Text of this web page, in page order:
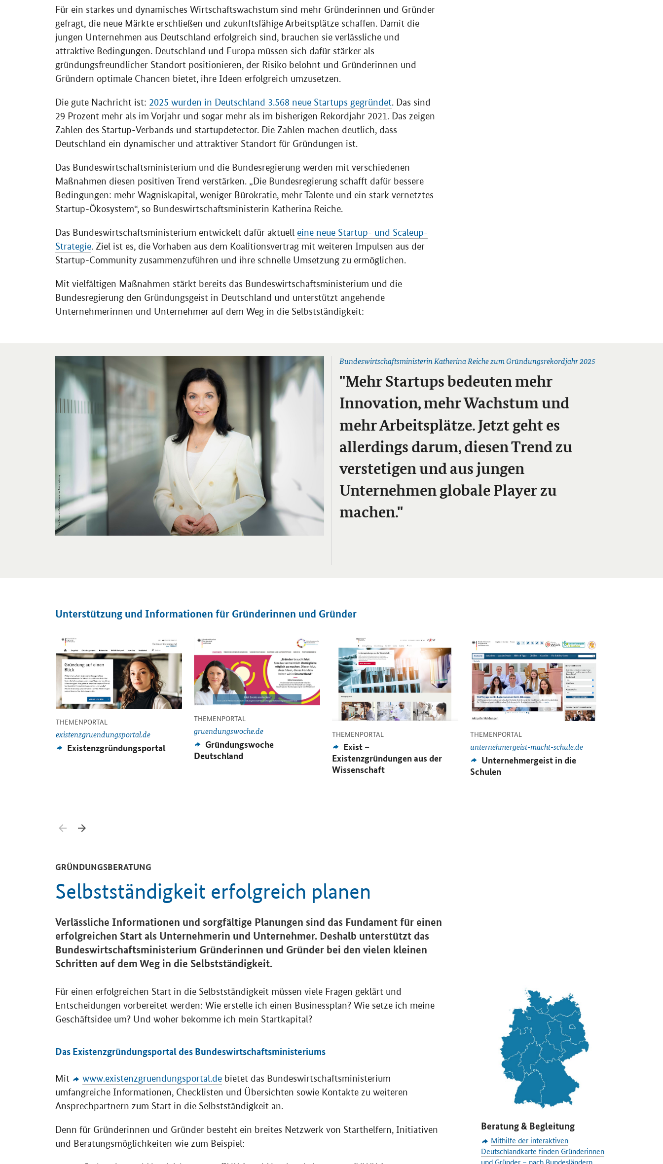
Für ein starkes und dynamisches Wirtschaftswachstum sind mehr Gründerinnen und Gründer
gefragt, die neue Märkte erschließen und zukunftsfähige Arbeitsplätze schaffen. Damit die
jungen Unternehmen aus Deutschland erfolgreich sind, brauchen sie verlässliche und
attraktive Bedingungen. Deutschland und Europa müssen sich dafür stärker als
gründungsfreundlicher Standort positionieren, der Risiko belohnt und Gründerinnen und
Gründern optimale Chancen bietet, ihre Ideen erfolgreich umzusetzen.
Die gute Nachricht ist: 2025 wurden in Deutschland 3.568 neue Startups gegründet. Das sind
29 Prozent mehr als im Vorjahr und sogar mehr als im bisherigen Rekordjahr 2021. Das zeigen
Zahlen des Startup-Verbands und startupdetector. Die Zahlen machen deutlich, dass
Deutschland ein dynamischer und attraktiver Standort für Gründungen ist.
Das Bundeswirtschaftsministerium und die Bundesregierung werden mit verschiedenen
Maßnahmen diesen positiven Trend verstärken. „Die Bundesregierung schafft dafür bessere
Bedingungen: mehr Wagniskapital, weniger Bürokratie, mehr Talente und ein stark vernetztes
Startup-Ökosystem“, so Bundeswirtschaftsministerin Katherina Reiche.
Das Bundeswirtschaftsministerium entwickelt dafür aktuell eine neue Startup- und Scaleup-
Strategie. Ziel ist es, die Vorhaben aus dem Koalitionsvertrag mit weiteren Impulsen aus der
Startup-Community zusammenzuführen und ihre schnelle Umsetzung zu ermöglichen.
Mit vielfältigen Maßnahmen stärkt bereits das Bundeswirtschaftsministerium und die
Bundesregierung den Gründungsgeist in Deutschland und unterstützt angehende
Unternehmerinnen und Unternehmer auf dem Weg in die Selbstständigkeit:
Bundeswirtschaftsministerin Katherina Reiche zum Gründungsrekordjahr 2025
"MehrStartupsbedeuten mehr
Innovation, mehr Wachstum und
mehr Arbeitsplätze. Jetzt geht es
allerdings darum, diesen Trend zu
verstetigen und aus jungen
Unternehmen globalePlayerzu
machen."
Öffnet Einzelsicht
Unterstützung und Informationen für Gründerinnen und Gründer
Zurück blättern
THEMENPORTAL
existenzgruendungsportal.de
Externes
Angebot:
Existenzgründungsportal
Öffnet Einzelsicht
THEMENPORTAL
gruendungswoche.de
Externes
Angebot:
Gründungswoche
Deutschland
Öffnet Einzelsicht
THEMENPORTAL
Externes
Angebot:
Exist –
Existenzgründungen aus der
Wissenschaft
Öffnet Einzelsicht
THEMENPORTAL
unternehmergeist-macht-schule.de
Externes
Angebot:
Unternehmergeist in die
Schulen
Öffnet Einzelsicht
GRÜNDUNGSBERATUNG
Selbstständigkeit erfolgreich planen
Verlässliche Informationen und sorgfältige Planungen sind das Fundament für einen
erfolgreichen Start als Unternehmerin und Unternehmer. Deshalb unterstützt das
Bundeswirtschaftsministerium Gründerinnen und Gründer bei den vielen kleinen
Schritten auf dem Weg in die Selbstständigkeit.
Für einen erfolgreichen Start in die Selbstständigkeit müssen viele Fragen geklärt und
Entscheidungen vorbereitet werden: Wie erstelle ich einen Businessplan? Wie setze ich meine
Geschäftsidee um? Und woher bekomme ich mein Startkapital?
Das Existenzgründungsportal des Bundeswirtschaftsministeriums
Mit www.existenzgruendungsportal.debietet das Bundeswirtschaftsministerium
umfangreiche Informationen, Checklisten und Übersichten sowie Kontakte zu weiteren
Ansprechpartnern zum Start in die Selbstständigkeit an.
Denn für Gründerinnen und Gründer besteht ein breites Netzwerk von Starthelfern, Initiativen
und Beratungsmöglichkeiten wie zum Beispiel:
Beratung & Begleitung
Mithilfe der interaktiven
Deutschlandkarte finden Gründerinnen
und Gründer – nach Bundesländern